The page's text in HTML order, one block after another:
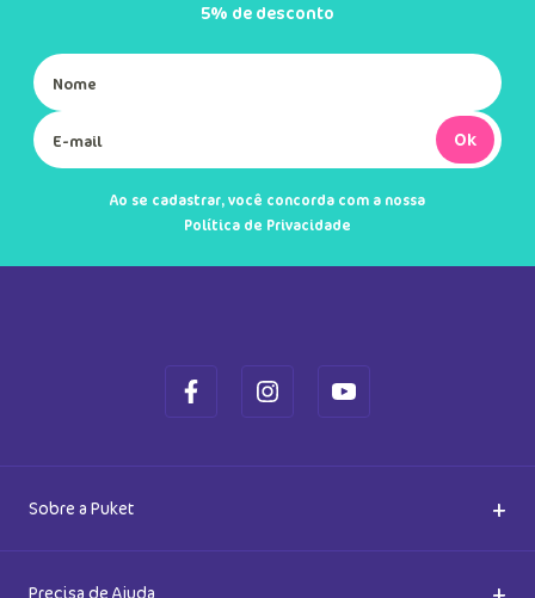
5% de desconto
Ok
Ao se cadastrar, você concorda com a nossa
Política de Privacidade
Sobre a Puket +
Quem somos
Precisa de Ajuda